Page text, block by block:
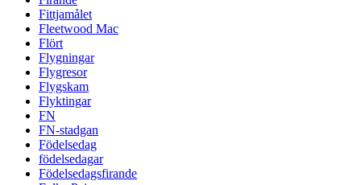
Fittjamålet
Fleetwood Mac
Flört
Flygningar
Flygresor
Flygskam
Flyktingar
FN
FN-stadgan
Födelsedag
födelsedagar
Födelsedagsfirande